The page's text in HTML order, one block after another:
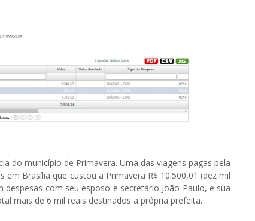
do município de Primavera. Uma das viagens pagas pela
Brasília que custou a Primavera R$ 10.500,01 (dez mil
com seu esposo e secretário João Paulo, e sua
mais de 6 mil reais destinados a própria prefeita.